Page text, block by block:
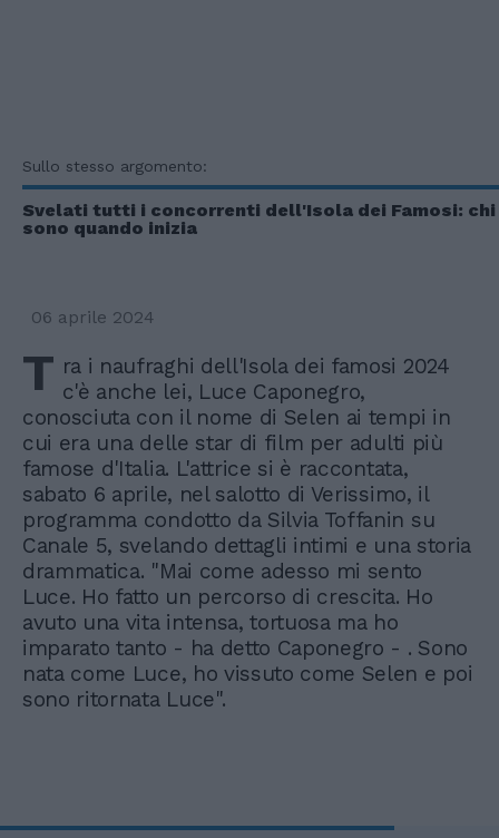
Sullo stesso argomento:
Svelati tutti i concorrenti dell'Isola dei Famosi: chi
sono quando inizia
06 aprile 2024
T ra i naufraghi dell'Isola dei famosi 2024
c'è anche lei, Luce Caponegro,
conosciuta con il nome di Selen ai tempi in
cui era una delle star di film per adulti più
famose d'Italia. L'attrice si è raccontata,
sabato 6 aprile, nel salotto di Verissimo, il
programma condotto da Silvia Toffanin su
Canale 5, svelando dettagli intimi e una storia
drammatica. "Mai come adesso mi sento
Luce. Ho fatto un percorso di crescita. Ho
avuto una vita intensa, tortuosa ma ho
imparato tanto - ha detto Caponegro - . Sono
nata come Luce, ho vissuto come Selen e poi
sono ritornata Luce".